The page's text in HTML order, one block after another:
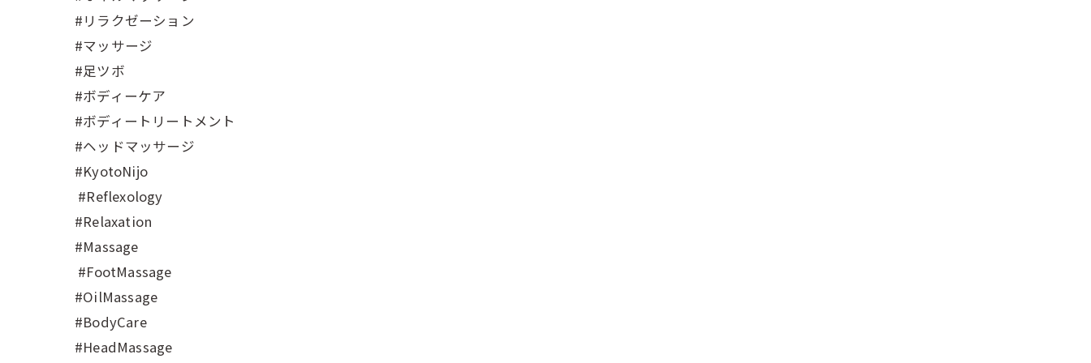
#リラクゼーション
#マッサージ
#足ツボ
#ボディーケア
#ボディートリートメント
#ヘッドマッサージ
#KyotoNijo
#Reflexology
#Relaxation
#Massage
#FootMassage
#OilMassage
#BodyCare
#HeadMassage